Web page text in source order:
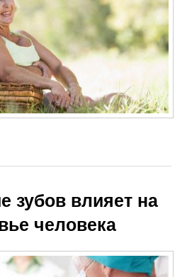
зубов влияет на
человека